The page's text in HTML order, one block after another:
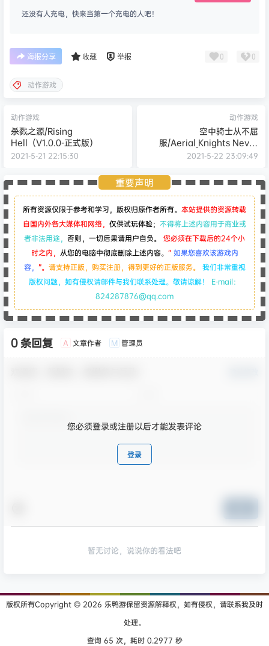
还没有人充电，快来当第一个充电的人吧！
海报分享 收藏 举报 0 0
动作游戏
动作游戏
杀戮之源/Rising
Hell（V1.0.0-正式版）
2021-5-21 22:15:30
动作游戏
空中骑士从不屈
服/Aerial_Knights Never
Yield
2021-5-22 23:09:49
重要声明
所有资源仅限于参考和学习，版权归原作者所有。 本站提供的资源转载
自国内外各大媒体和网络， 仅供试玩体验； 不得将上述内容用于商业或
者非法用途， 否则，一切后果请用户自负。
您必须在下载后的24个小
时之内， 从您的电脑中彻底删除上述内容。 “如果您喜欢该游戏内
容， ”。 请支持正版，购买注册，得到更好的正版服务。 我们非常重视
版权问题，如有侵权请邮件与我们联系处理。敬请谅解！ E-mail：
824287876@qq.com
0 条回复 A 文章作者 M 管理员
您必须登录或注册以后才能发表评论
登录
暂无讨论，说说你的看法吧
版权所有Copyright © 2026 乐鸭游保留资源解释权，如有侵权，请联系我及时
处理。
查询 65 次，耗时 0.2977 秒